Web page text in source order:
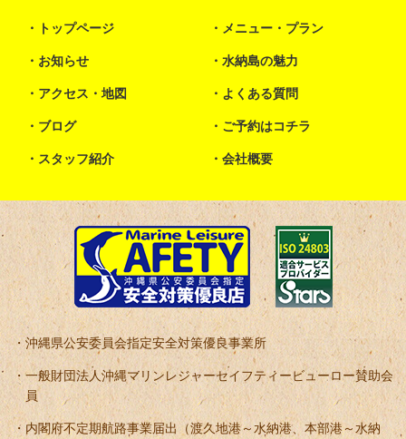
トップページ メニュー・プラン
お知らせ 水納島の魅力
アクセス・地図 よくある質問
ブログ ご予約はコチラ
スタッフ紹介 会社概要
沖縄県公安委員会指定安全対策優良事業所
一般財団法人沖縄マリンレジャーセイフティービューロー賛助会
員
内閣府不定期航路事業届出（渡久地港～水納港、本部港～水納